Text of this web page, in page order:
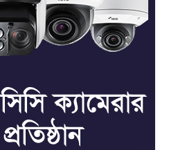
তাড়াইলে যুবদলের কেন্দ্রীয় সহ-সাধারণ
সম্পাদক সবুজকে সংবর্ধনা
৪ মন্ত্রণালয়ে নতুন সচিব নিয়োগ, ২
জনের পদোন্নতি